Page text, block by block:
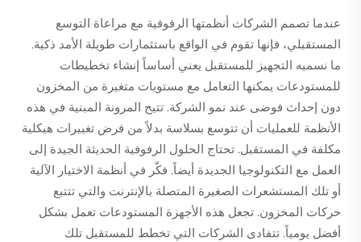
عندما تصمم الشركات أنظمتها الرفوفية مع مراعاة التوسع
المستقبلي، فإنها تقوم في الواقع باستثمارات طويلة الأمد ذكية.
ما نسميه التجهيز للمستقبل يعني أساساً إنشاء تخطيطات
للمستودعات يمكنها التعامل مع مستويات متغيرة من المخزون
دون إحداث فوضى عند نمو الشركة. تتيح المرونة المبنية في هذه
الأنظمة للعمليات أن تتوسع بسلاسة بدلاً من فرض تغييرات هيكلية
مكلفة في المستقبل. تحتاج الحلول الرفوفية الحديثة الجيدة إلى
العمل مع التكنولوجيا الجديدة أيضاً. فكّر في أنظمة الاختيار الآلية
أو تلك المستشعرات الصغيرة المتصلة بالإنترنت والتي تتتبع
حركات المخزون. تجعل هذه الأجهزة المستودعات تعمل بشكل
أفضل يومياً. تتفادى الشركات التي تخطط للمستقبل تلك